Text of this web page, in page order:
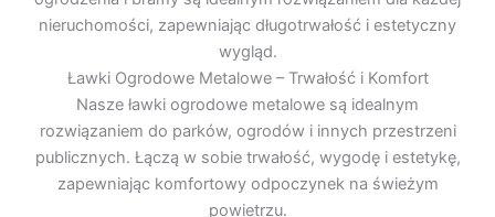
nieruchomości, zapewniając długotrwałość i estetyczny
wygląd.
Ławki Ogrodowe Metalowe – Trwałość i Komfort
Nasze ławki ogrodowe metalowe są idealnym
rozwiązaniem do parków, ogrodów i innych przestrzeni
publicznych. Łączą w sobie trwałość, wygodę i estetykę,
zapewniając komfortowy odpoczynek na świeżym
powietrzu.